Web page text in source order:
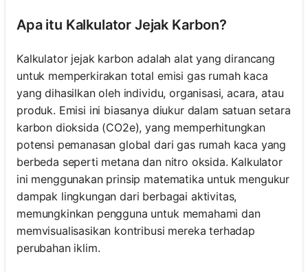
Apa itu Kalkulator Jejak Karbon?
Kalkulator jejak karbon adalah alat yang dirancang
untuk memperkirakan total emisi gas rumah kaca
yang dihasilkan oleh individu, organisasi, acara, atau
produk. Emisi ini biasanya diukur dalam satuan setara
karbon dioksida (CO2e), yang memperhitungkan
potensi pemanasan global dari gas rumah kaca yang
berbeda seperti metana dan nitro oksida. Kalkulator
ini menggunakan prinsip matematika untuk mengukur
dampak lingkungan dari berbagai aktivitas,
memungkinkan pengguna untuk memahami dan
memvisualisasikan kontribusi mereka terhadap
perubahan iklim.